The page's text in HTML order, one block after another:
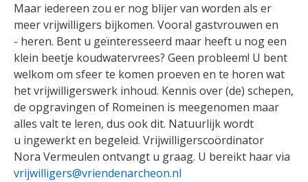
Maar iedereen zou er nog blijer van worden als er
meer vrijwilligers bijkomen. Vooral gastvrouwen en
- heren. Bent u geïnteresseerd maar heeft u nog een
klein beetje koudwatervrees? Geen probleem! U bent
welkom om sfeer te komen proeven en te horen wat
het vrijwilligerswerk inhoud. Kennis over (de) schepen,
de opgravingen of Romeinen is meegenomen maar
alles valt te leren, dus ook dit. Natuurlijk wordt
u ingewerkt en begeleid. Vrijwilligerscoördinator
Nora Vermeulen ontvangt u graag. U bereikt haar via
vrijwilligers@vriendenarcheon.nl